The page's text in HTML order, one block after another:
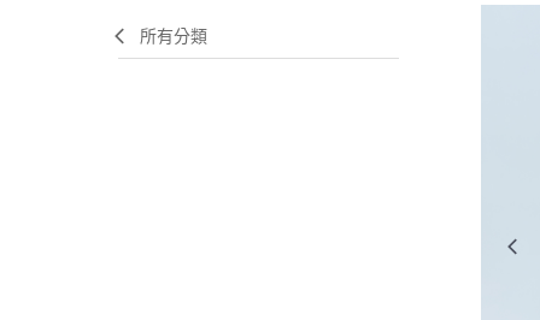
所有分類